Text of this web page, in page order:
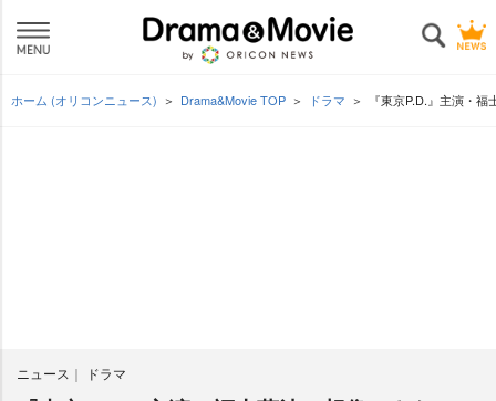
ホーム (オリコンニュース) Drama&Movie TOP ドラマ 『東京P.D.』主演・
ニュース ドラマ